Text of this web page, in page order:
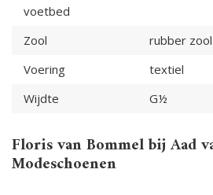
voetbed
Zool
rubber zool
Voering
textiel
Wijdte
G½
Floris van Bommel bij Aad
Modeschoenen